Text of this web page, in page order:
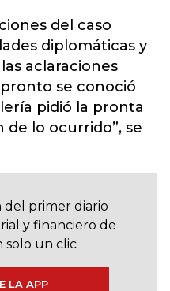
del caso
diplomáticas y
aclaraciones
se conoció
pidió la pronta
de lo ocurrido”, se
del primer diario
y financiero de
solo un clic
LA APP